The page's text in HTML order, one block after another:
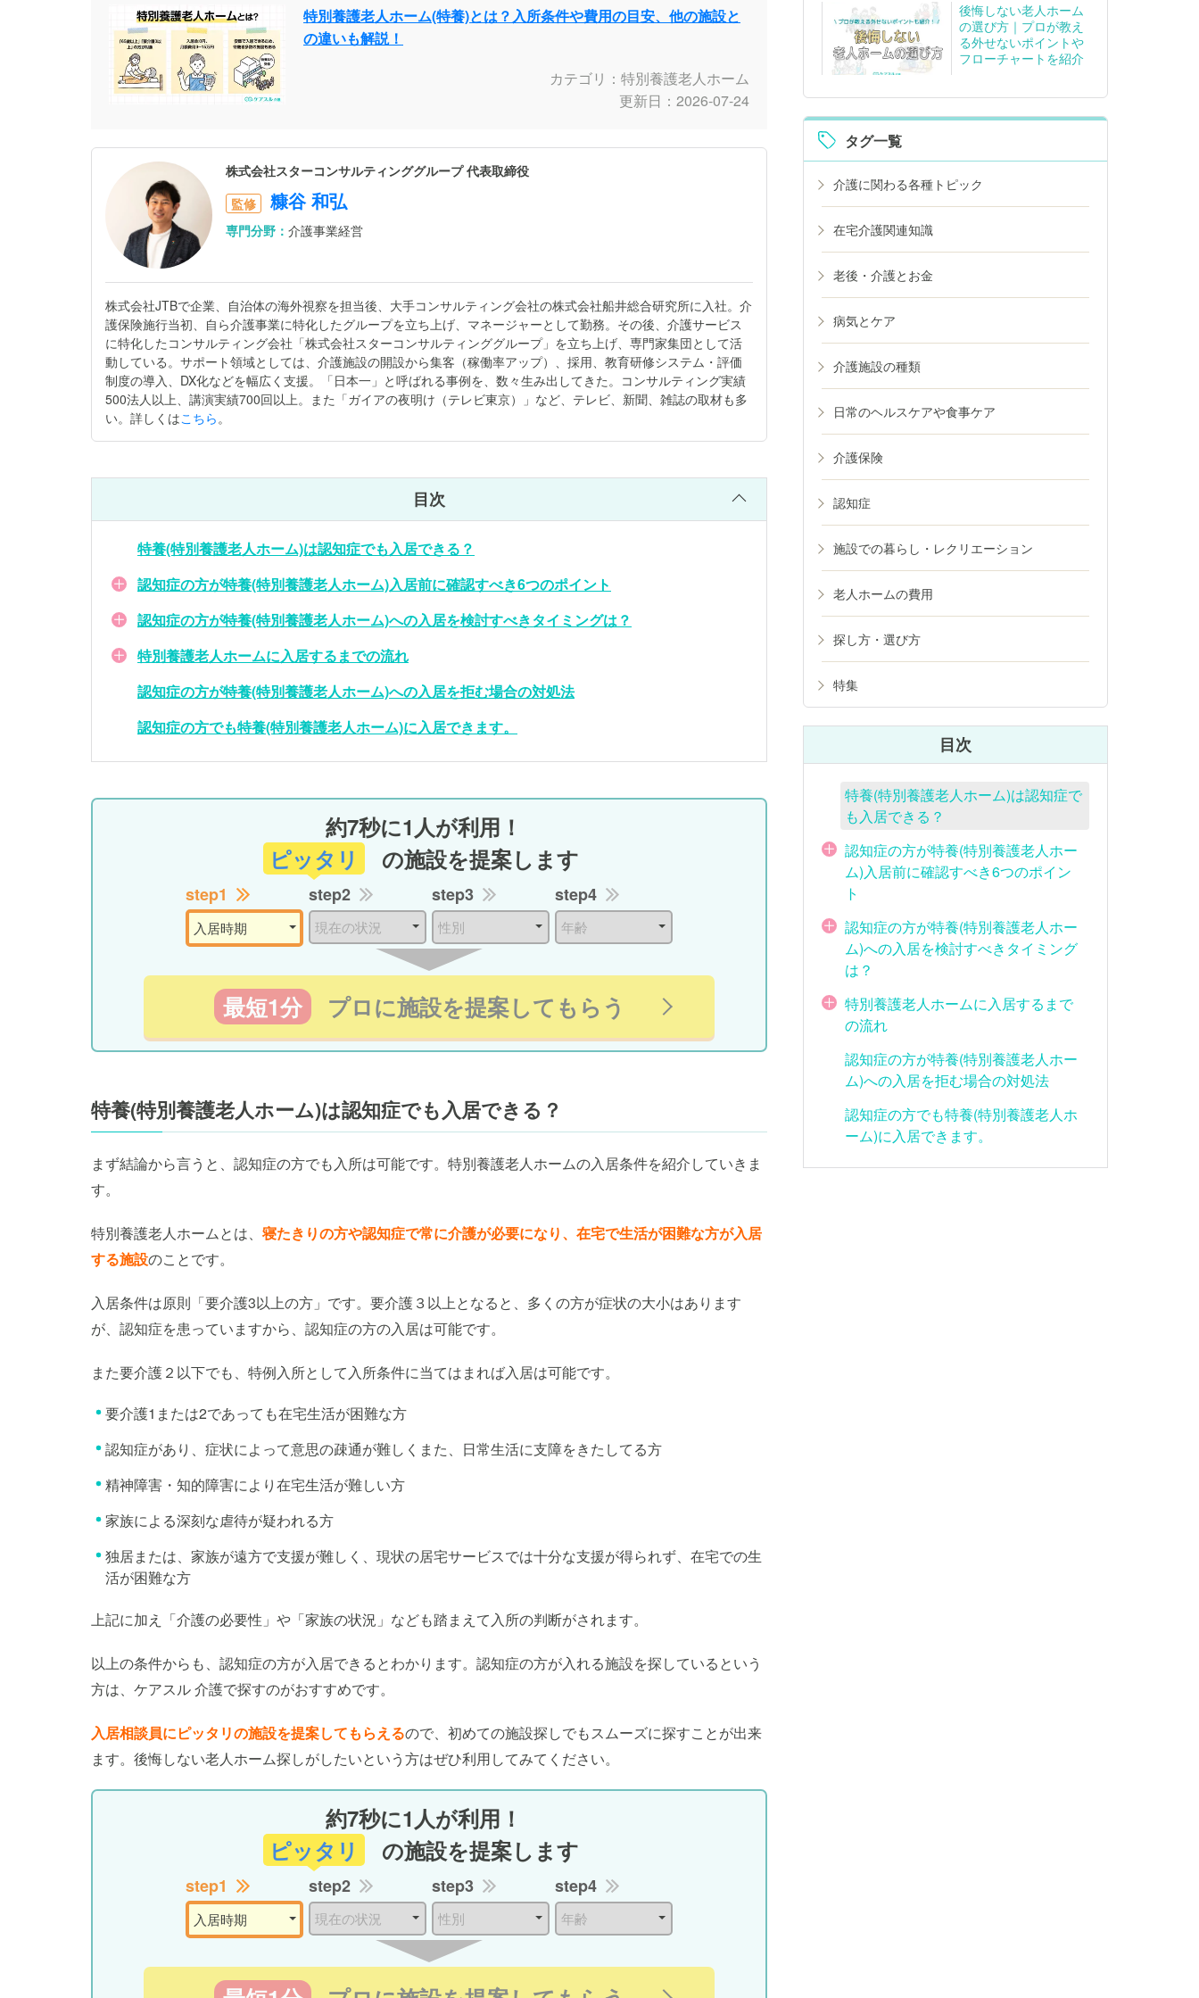
特別養護老人ホーム(特養)とは？入所条件や費用の目安、他の施設と
の違いも解説！
カテゴリ：特別養護老人ホーム
更新日：2026-07-24
株式会社スターコンサルティンググループ 代表取締役
監修
糠谷 和弘
専門分野： 介護事業経営
株式会社JTBで企業、自治体の海外視察を担当後、大手コンサルティング会社の株式会社船井総合研究所に入社。介
護保険施行当初、自ら介護事業に特化したグループを立ち上げ、マネージャーとして勤務。その後、介護サービス
に特化したコンサルティング会社「株式会社スターコンサルティンググループ」を立ち上げ、専門家集団として活
動している。サポート領域としては、介護施設の開設から集客（稼働率アップ）、採用、教育研修システム・評価
制度の導入、DX化などを幅広く支援。「日本一」と呼ばれる事例を、数々生み出してきた。コンサルティング実績
500法人以上、講演実績700回以上。また「ガイアの夜明け（テレビ東京）」など、テレビ、新聞、雑誌の取材も多
い。詳しくはこちら。
目次
特養(特別養護老人ホーム)は認知症でも入居できる？
認知症の方が特養(特別養護老人ホーム)入居前に確認すべき6つのポイント
認知症の方が特養(特別養護老人ホーム)への入居を検討すべきタイミングは？
特別養護老人ホームに入居するまでの流れ
認知症の方が特養(特別養護老人ホーム)への入居を拒む場合の対処法
認知症の方でも特養(特別養護老人ホーム)に入居できます。
約7秒に1人が利用！
ピッタリ
の施設を提案します
step1 step2 step3 step4
最短1分 プロに施設を提案してもらう
特養(特別養護老人ホーム)は認知症でも入居できる？
まず結論から言うと、認知症の方でも入所は可能です。特別養護老人ホームの入居条件を紹介していきま
す。
特別養護老人ホームとは、 寝たきりの方や認知症で常に介護が必要になり、在宅で生活が困難な方が入居
する施設のことです。
入居条件は原則「要介護3以上の方」です。要介護３以上となると、多くの方が症状の大小はあります
が、認知症を患っていますから、認知症の方の入居は可能です。
また要介護２以下でも、特例入所として入所条件に当てはまれば入居は可能です。
要介護1または2であっても在宅生活が困難な方
認知症があり、症状によって意思の疎通が難しくまた、日常生活に支障をきたしてる方
精神障害・知的障害により在宅生活が難しい方
家族による深刻な虐待が疑われる方
独居または、家族が遠方で支援が難しく、現状の居宅サービスでは十分な支援が得られず、在宅での生
活が困難な方
上記に加え「介護の必要性」や「家族の状況」なども踏まえて入所の判断がされます。
以上の条件からも、認知症の方が入居できるとわかります。認知症の方が入れる施設を探しているという
方は、ケアスル 介護で探すのがおすすめです。
入居相談員にピッタリの施設を提案してもらえるので、初めての施設探しでもスムーズに探すことが出来
ます。後悔しない老人ホーム探しがしたいという方はぜひ利用してみてください。
約7秒に1人が利用！
ピッタリ
の施設を提案します
step1 step2 step3 step4
後悔しない老人ホーム
の選び方｜プロが教え
る外せないポイントや
フローチャートを紹介
タグ一覧
介護に関わる各種トピック
在宅介護関連知識
老後・介護とお金
病気とケア
介護施設の種類
日常のヘルスケアや食事ケア
介護保険
認知症
施設での暮らし・レクリエーション
老人ホームの費用
探し方・選び方
特集
目次
特養(特別養護老人ホーム)は認知症で
も入居できる？
認知症の方が特養(特別養護老人ホー
ム)入居前に確認すべき6つのポイン
ト
認知症の方が特養(特別養護老人ホー
ム)への入居を検討すべきタイミング
は？
特別養護老人ホームに入居するまで
の流れ
認知症の方が特養(特別養護老人ホー
ム)への入居を拒む場合の対処法
認知症の方でも特養(特別養護老人ホ
ーム)に入居できます。